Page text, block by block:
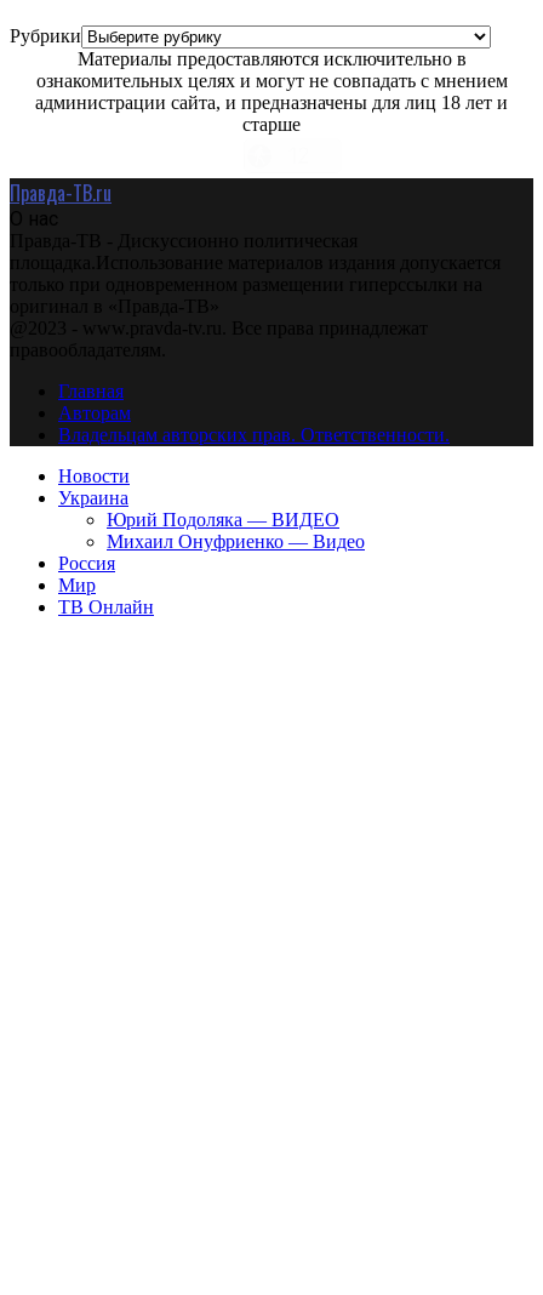
Рубрики
Материалы предоставляются исключительно в
ознакомительных целях и могут не совпадать с мнением
администрации сайта, и предназначены для лиц 18 лет и
старше
Правда-ТВ.ru
О нас
Правда-ТВ - Дискуссионно политическая
площадка.Использование материалов издания допускается
только при одновременном размещении гиперссылки на
оригинал в «Правда-ТВ»
@2023 - www.pravda-tv.ru. Все права принадлежат
правообладателям.
Главная
Авторам
Владельцам авторских прав. Ответственности.
Новости
Украина
Юрий Подоляка — ВИДЕО
Михаил Онуфриенко — Видео
Россия
Мир
ТВ Онлайн